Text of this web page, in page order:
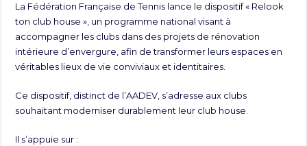
La Fédération Française de Tennis lance le dispositif « Relook
ton club house », un programme national visant à
accompagner les clubs dans des projets de rénovation
intérieure d’envergure, afin de transformer leurs espaces en
véritables lieux de vie conviviaux et identitaires.
Ce dispositif, distinct de l’AADEV, s’adresse aux clubs
souhaitant moderniser durablement leur club house.
Il s’appuie sur :